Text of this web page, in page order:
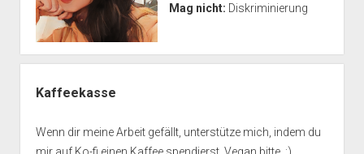
Mag nicht: Diskriminierung
Kaffeekasse
Wenn dir meine Arbeit gefällt, unterstütze mich, indem du